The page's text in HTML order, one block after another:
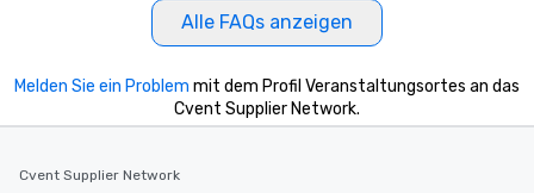
Alle FAQs anzeigen
Melden Sie ein Problem mit dem Profil Veranstaltungsortes an das
Cvent Supplier Network.
Cvent Supplier Network